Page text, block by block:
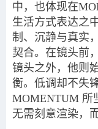
中，也体现在
生活方式表达之
制、沉静与真实
契合。在镜头前
镜头之外，他则
衡。低调却不失
MOMENTUM 所
无需刻意渲染，